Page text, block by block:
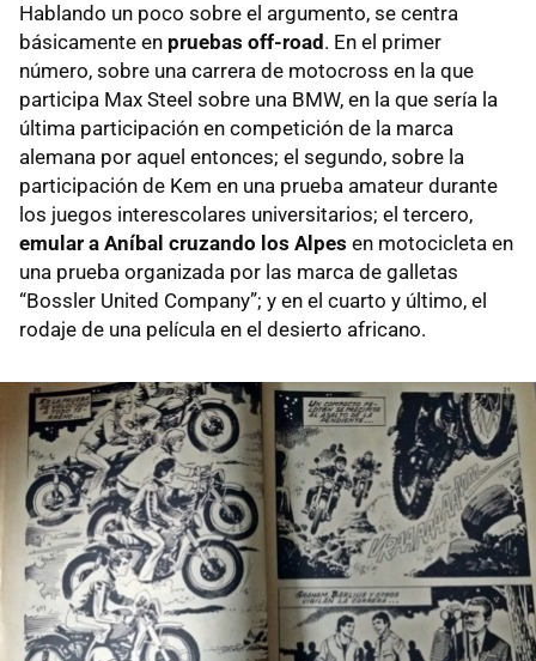
Hablando un poco sobre el argumento, se centra
básicamente en pruebas off-road . En el primer
número, sobre una carrera de motocross en la que
participa Max Steel sobre una BMW, en la que sería la
última participación en competición de la marca
alemana por aquel entonces; el segundo, sobre la
participación de Kem en una prueba amateur durante
los juegos interescolares universitarios; el tercero,
emular a Aníbal cruzando los Alpes en motocicleta en
una prueba organizada por las marca de galletas
“Bossler United Company”; y en el cuarto y último, el
rodaje de una película en el desierto africano.